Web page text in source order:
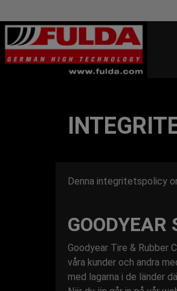
Denna integritetspolicy
GOODYEAR
Goodyear Tire & Rubber
våra kunder och andra
med lagarna i de länder